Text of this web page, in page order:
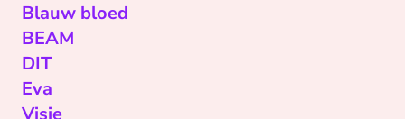
Blauw bloed
BEAM
DIT
Eva